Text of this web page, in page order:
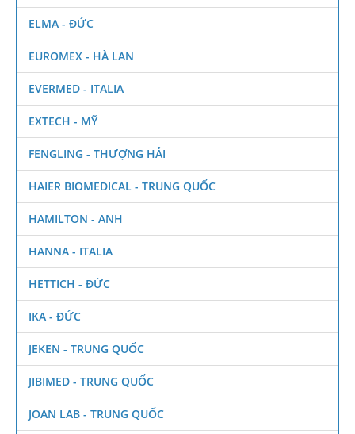
ELMA - ĐỨC
EUROMEX - HÀ LAN
EVERMED - ITALIA
EXTECH - MỸ
FENGLING - THƯỢNG HẢI
HAIER BIOMEDICAL - TRUNG QUỐC
HAMILTON - ANH
HANNA - ITALIA
HETTICH - ĐỨC
IKA - ĐỨC
JEKEN - TRUNG QUỐC
JIBIMED - TRUNG QUỐC
JOAN LAB - TRUNG QUỐC